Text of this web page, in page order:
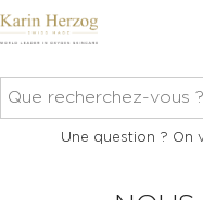
Une question ? On